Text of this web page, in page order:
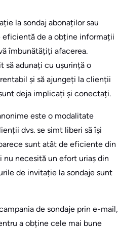
la sondaj abonaților sau
de a obține informații
îmbunătățiți afacerea.
să adunați cu ușurință o
și să ajungeți la clienții
deja implicați și conectați.
este o modalitate
dvs. se simt liberi să își
sunt atât de eficiente din
nu necesită un efort uriaș din
de invitație la sondaje sunt
de sondaje prin e-mail,
a obține cele mai bune